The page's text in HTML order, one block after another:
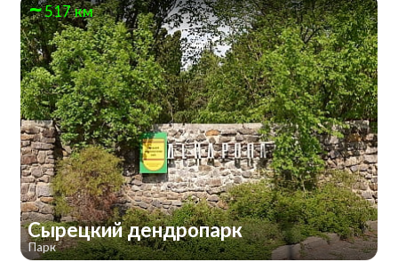
517 км
Сырецкий дендропарк
Парк